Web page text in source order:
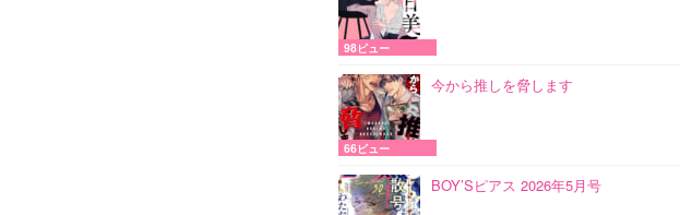
98ビュー
今から推しを脅します
66ビュー
BOY’Sピアス 2026年5月号